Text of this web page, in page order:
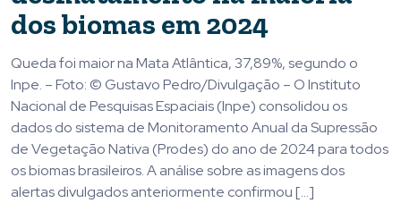
dos biomas em 2024
Queda foi maior na Mata Atlântica, 37,89%, segundo o
Inpe. – Foto: © Gustavo Pedro/Divulgação – O Instituto
Nacional de Pesquisas Espaciais (Inpe) consolidou os
dados do sistema de Monitoramento Anual da Supressão
de Vegetação Nativa (Prodes) do ano de 2024 para todos
os biomas brasileiros. A análise sobre as imagens dos
alertas divulgados anteriormente confirmou […]